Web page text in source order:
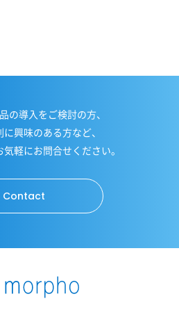
Contact
の導入をご検討の方、
興味のある方など、
軽にお問合せください。